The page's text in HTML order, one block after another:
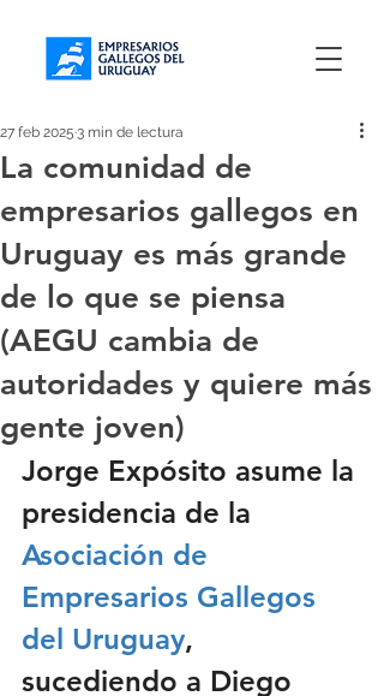
La comunidad de
empresarios gallegos en
Uruguay es más grande
de lo que se piensa
(AEGU cambia de
autoridades y quiere más
gente joven)
27 feb 2025 3 min de lectura
Jorge Expósito asume la
presidencia de la
Asociación de
Empresarios Gallegos
del Uruguay,
sucediendo a Diego